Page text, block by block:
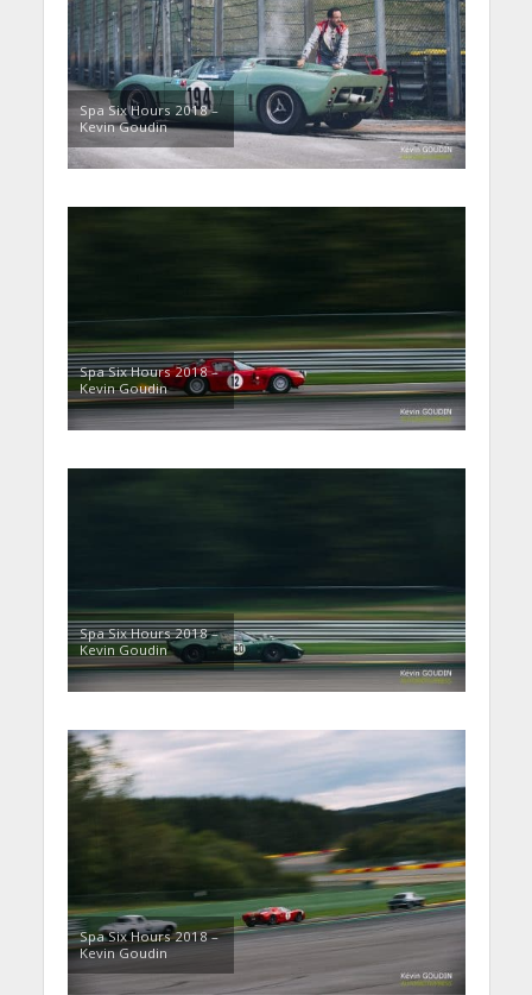
Spa Six Hours 2018 –
Kevin Goudin
Spa Six Hours 2018 –
Kevin Goudin
Spa Six Hours 2018 –
Kevin Goudin
Spa Six Hours 2018 –
Kevin Goudin